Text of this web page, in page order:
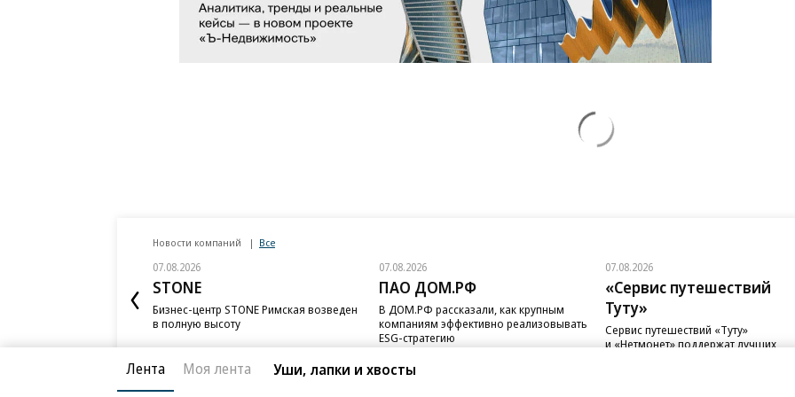
Новости компаний Все
07.08.2026
STONE
Бизнес-центр STONE Римская возведен
в полную высоту
07.08.2026
ПАО ДОМ.РФ
В ДОМ.РФ рассказали, как крупным
компаниям эффективно реализовывать
ESG-стратегию
07.08.2026
«Сервис путешествий
Туту»
Сервис путешествий «Туту»
и «Нетмонет» поддержат лучших
Лента Моя лента Уши, лапки и хвосты